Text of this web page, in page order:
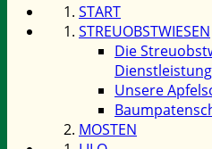
START
STREUOBSTWIESEN
Die
Unsere
MOSTEN